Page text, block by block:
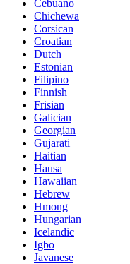
Cebuano
Chichewa
Corsican
Croatian
Dutch
Estonian
Filipino
Finnish
Frisian
Galician
Georgian
Gujarati
Haitian
Hausa
Hawaiian
Hebrew
Hmong
Hungarian
Icelandic
Igbo
Javanese